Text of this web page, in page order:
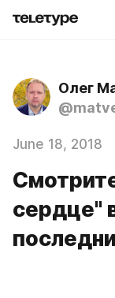
Олег
June 18, 2018
сердце"